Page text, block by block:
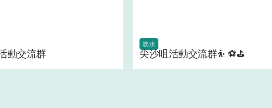
動交流群
吹水
尖沙咀活動交流群⛹ ⚽⛳